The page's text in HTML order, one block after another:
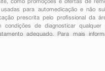
como promoções e ofertas de
para automedicação e não
prescrita pelo profissional da
condições de diagnosticar
adequado. Para mais